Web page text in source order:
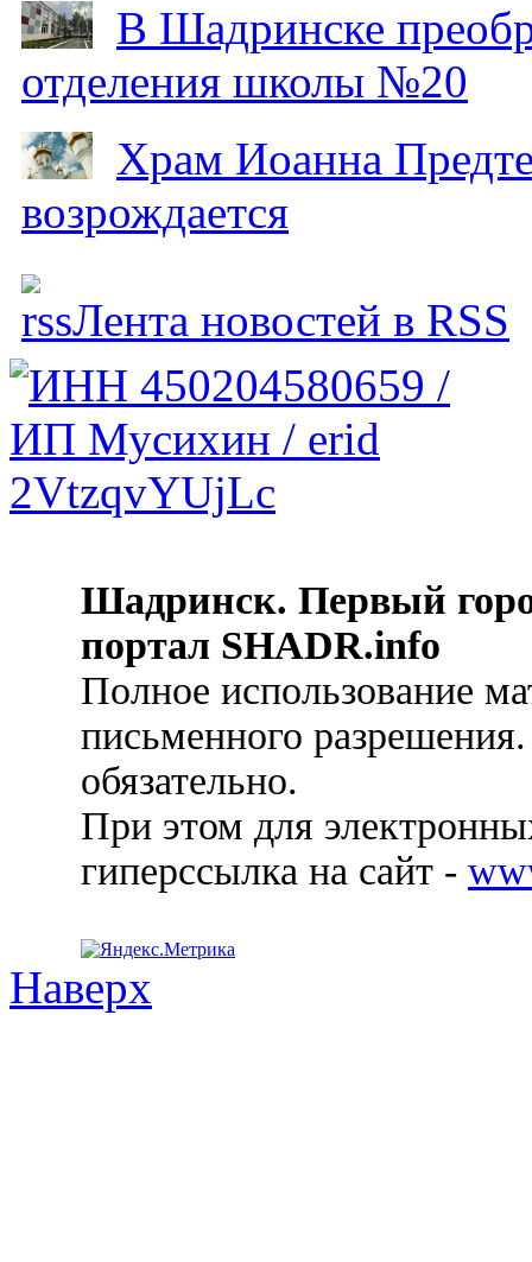
В Шадринске
отделения школы №20
Храм Иоанна
возрождается
Лента новостей в RSS
Шадринск. Первый
портал SHADR.info
Полное использование
письменного
обязательно.
При этом для
гиперссылка на сайт -
Наверх